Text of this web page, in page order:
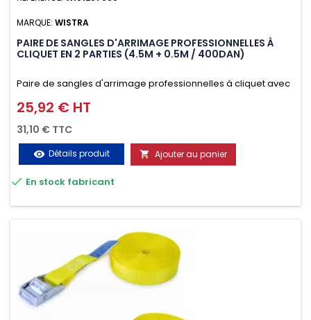
MARQUE: WISTRA
PAIRE DE SANGLES D'ARRIMAGE PROFESSIONNELLES À
CLIQUET EN 2 PARTIES (4.5M + 0.5M / 400DAN)
Paire de sangles d'arrimage professionnelles à cliquet avec
crochet en 2 parties (4.5M + 0.5M / 400daN), simple et rapide
d'utilisation. Permet d'arrimer et de sécuriser
vos chargements pendant le transport. Matière polyester
très résistante aux UV et aux variations de températures,
n'absorbe pas l'eau.
Prix
25,92 € HT
31,10 € TTC
visibility Détails produit  Ajouter au panier
 En stock fabricant